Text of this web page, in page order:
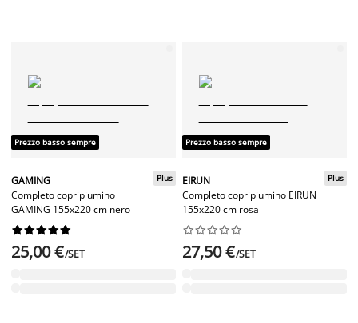
Prezzo basso sempre
GAMING
Completo copripiumino
GAMING 155x220 cm nero
Plus






25,00 €/SET
Prezzo basso sempre
EIRUN
Completo copripiumino EIRUN
155x220 cm rosa
Plus






27,50 €/SET